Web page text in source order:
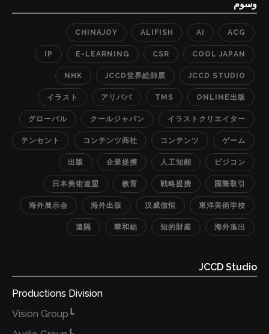
しながら詳細な画像と映像教材をワンセットで提供し、
ーション機能等も充実しており、好評を得ています。 事
業が順調に伸びている理由として、日本のイラストレー
ターの方々は高い技術力があるにも関わらず、日本国内
の仕事だけで生活できる方はほんの一握りです。一方で
中国では高い技術力のあるイラストレーターが足りてお
らず、学びたい人がたくさんいます。弊社はそこに着目
し、事業を行っています。結果として、現在は500時間
以上のコース内容を構え、中国、台湾、アメリカのSNS
において、弊社公式アカウントのフォロワー数は合計1万
人以上獲得し、コメントも数十万を超えました。 今後も
様々なコンテンツ業界の企業と提携を強化し、より多く
の方々に日本のクール·ジャパンのコンテンツを届けてい
きます。現在はすでに数社と提携し、提携企業のコンテ
版”を実現させる予定です。一方、個人の創作者たちにと
って、自分自身のノウハウが入ったコンテンツを弊社の
Online”出版”に通じて、世界に広げることが可能になり
ます。既に海外でファンを獲得している弊社のグローバ
وسوم
ACG
AI
ALIFISH
CHINAJOY
COOL JAPAN
CSR
E-LEARNING
IP
JCCD STUDIO
JCCD世界絵師展
NHK
ONLINE出版
TMS
アリババ
イラスト
イラストクリエイター
クールジャパン
グローバル
ゲーム
コンテンツ
コンテンツ商社
テンセント
ビジコン
人工知能
企業提携
出版
国際取引
戦略提携
教育
日本美術連盟
東洋美術学校
汉威信恒
海外出版
海外展示会
海外進出
知的財産
華和結
遠隔
JCCD Studio
Productions Division
┗Vision Group